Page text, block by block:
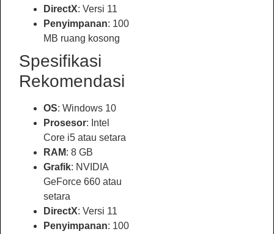
DirectX: Versi 11
Penyimpanan: 100
MB ruang kosong
Spesifikasi
Rekomendasi
OS: Windows 10
Prosesor: Intel
Core i5 atau setara
RAM: 8 GB
Grafik: NVIDIA
GeForce 660 atau
setara
DirectX: Versi 11
Penyimpanan: 100